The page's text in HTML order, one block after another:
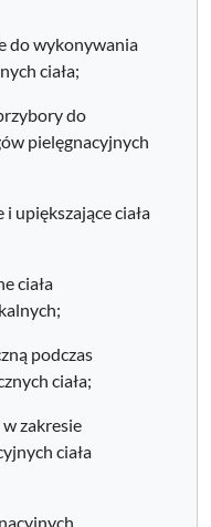
do wykonywania
ciała;
do
pielęgnacyjnych
upiększające ciała
ciała
podczas
ciała;
zakresie
ciała